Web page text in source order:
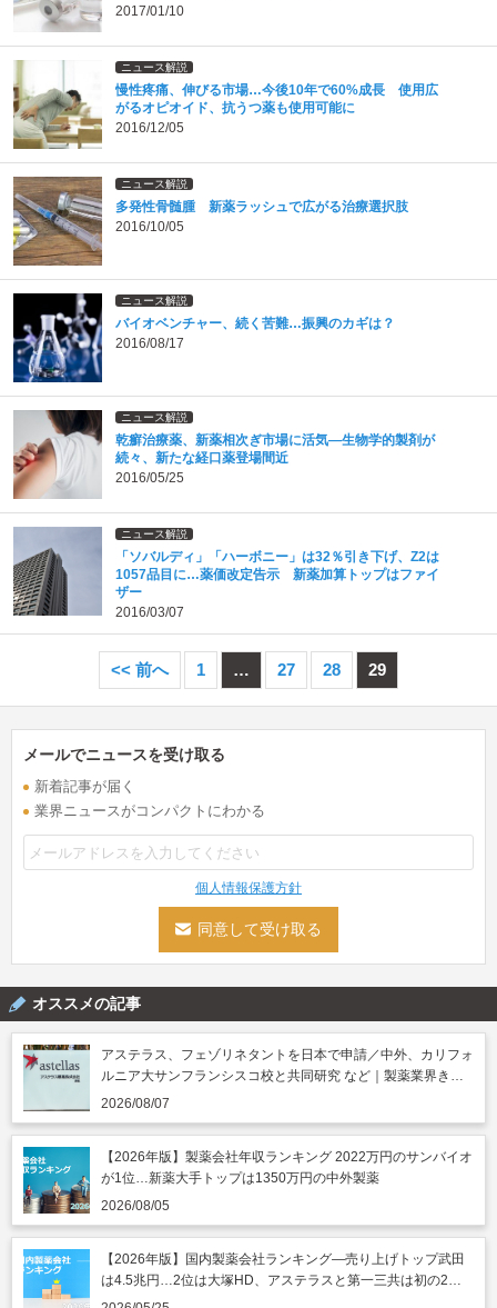
2017/01/10
ニュース解説
慢性疼痛、伸びる市場…今後10年で60%成長 使用広
がるオピオイド、抗うつ薬も使用可能に
2016/12/05
ニュース解説
多発性骨髄腫 新薬ラッシュで広がる治療選択肢
2016/10/05
ニュース解説
バイオベンチャー、続く苦難…振興のカギは？
2016/08/17
ニュース解説
乾癬治療薬、新薬相次ぎ市場に活気―生物学的製剤が
続々、新たな経口薬登場間近
2016/05/25
ニュース解説
「ソバルディ」「ハーボニー」は32％引き下げ、Z2は
1057品目に…薬価改定告示 新薬加算トップはファイ
ザー
2016/03/07
<< 前へ 1 … 27 28 29
メールでニュースを受け取る
新着記事が届く
業界ニュースがコンパクトにわかる
個人情報保護方針
オススメの記事
アステラス、フェゾリネタントを日本で申請／中外、カリフォ
ルニア大サンフランシスコ校と共同研究 など｜製薬業界きょ
うのニュースまとめ読み（2026年8月7日）
2026/08/07
【2026年版】製薬会社年収ランキング 2022万円のサンバイオ
が1位…新薬大手トップは1350万円の中外製薬
2026/08/05
【2026年版】国内製薬会社ランキング―売り上げトップ武田
は4.5兆円…2位は大塚HD、アステラスと第一三共は初の2兆
円突破